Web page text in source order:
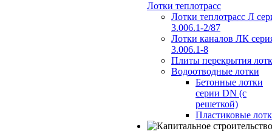
Лотки теплотрасс
Лотки теплотрасс Л
3.006.1-2/87
Лотки каналов ЛК
3.006.1-8
Плиты перекрытия
Водоотводные лотки
Бетонные лотки
серии DN (с
решеткой)
Пластиковые